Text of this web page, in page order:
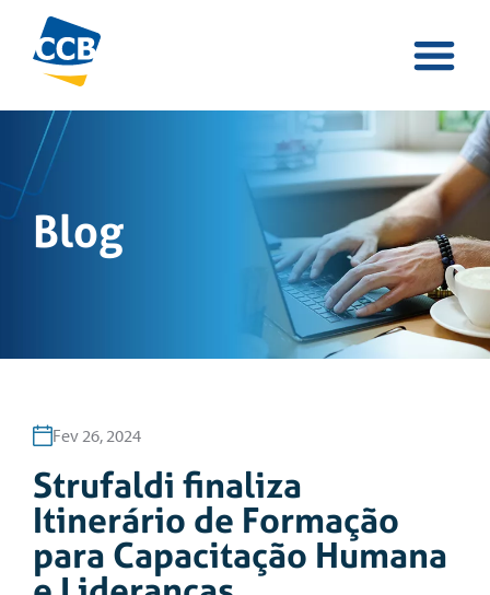
Blog
Fev 26, 2024
Strufaldi finaliza
Itinerário de Formação
para Capacitação Humana